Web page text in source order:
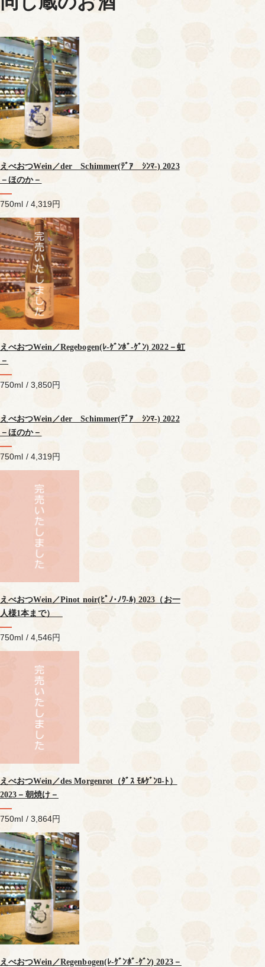
えべおつWein／der Schimmer(ﾃﾞｱ ｼﾝﾏ-) 2023
－ほのか－
750ml / 4,319円
えべおつWein／Regebogen(ﾚ-ｹﾞﾝﾎﾞ-ｹﾞﾝ) 2022－虹
－
750ml / 3,850円
えべおつWein／der Schimmer(ﾃﾞｱ ｼﾝﾏ-) 2022
－ほのか－
750ml / 4,319円
えべおつWein／Pinot noir(ﾋﾟﾉ･ﾉﾜ-ﾙ) 2023（お一
人様1本まで）
750ml / 4,546円
えべおつWein／des Morgenrot（ﾀﾞｽ ﾓﾙｹﾞﾝﾛ-ﾄ）
2023－朝焼け－
750ml / 3,864円
えべおつWein／Regenbogen(ﾚ-ｹﾞﾝﾎﾞ-ｹﾞﾝ) 2023－